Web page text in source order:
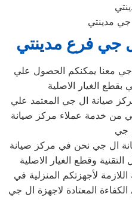
مدينتي
جي فرع مدينتي‏
معنا يمكنكم الحصول علي
الغيار الاصلية
صيانة ال جي المعتمد علي
من خدمة عملاء مركز صيانة
جي
ال جي نحن في مركز صيانة
وقطع الغيار الاصلية
لأجهزتكم المنزلية في
المعتادة لاجهزة ال جي